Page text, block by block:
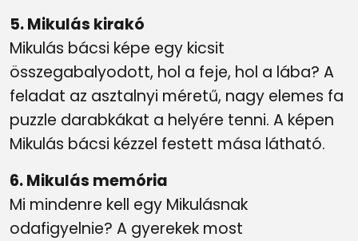
5. Mikulás kirakó
Mikulás bácsi képe egy kicsit
összegabalyodott, hol a feje, hol a lába? A
feladat az asztalnyi méretű, nagy elemes fa
puzzle darabkákat a helyére tenni. A képen
Mikulás bácsi kézzel festett mása látható.
6. Mikulás memória
Mi mindenre kell egy Mikulásnak
odafigyelnie? A gyerekek most